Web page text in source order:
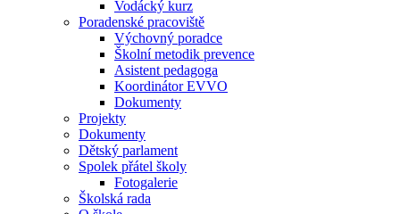
Vodácký kurz
Poradenské pracoviště
Výchovný poradce
Školní metodik prevence
Asistent pedagoga
Koordinátor EVVO
Dokumenty
Projekty
Dokumenty
Dětský parlament
Spolek přátel školy
Fotogalerie
Školská rada